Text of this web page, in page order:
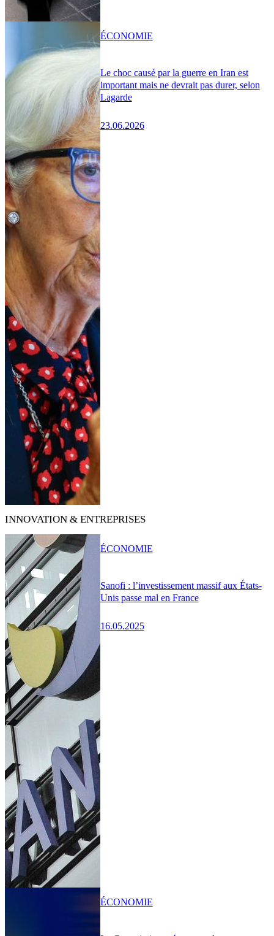
Le choc causé par la guerre en Iran est
important mais ne devrait pas durer, selon
Lagarde
23.06.2026
ÉCONOMIE
INNOVATION & ENTREPRISES
Sanofi : l’investissement massif aux États-
Unis passe mal en France
16.05.2025
ÉCONOMIE
ÉCONOMIE